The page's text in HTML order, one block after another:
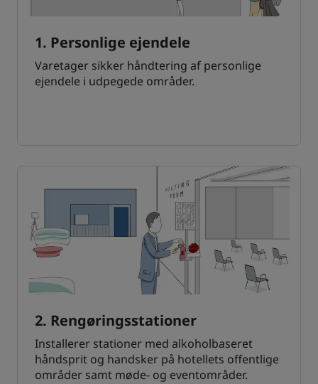
1. Personlige ejendele
Varetager sikker håndtering af personlige
ejendele i udpegede områder.
2. Rengøringsstationer
Installerer stationer med alkoholbaseret
håndsprit og handsker på hotellets offentlige
områder samt møde- og eventområder.